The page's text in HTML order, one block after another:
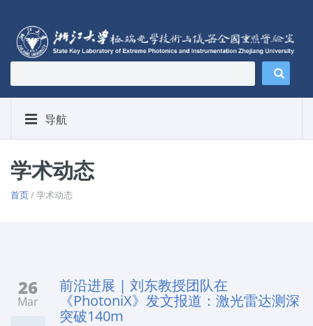
导航
学术动态
首页/ 学术动态
26
Mar
前沿进展 | 刘东教授团队在
《PhotoniX》发文报道：激光雷达测深
突破140m